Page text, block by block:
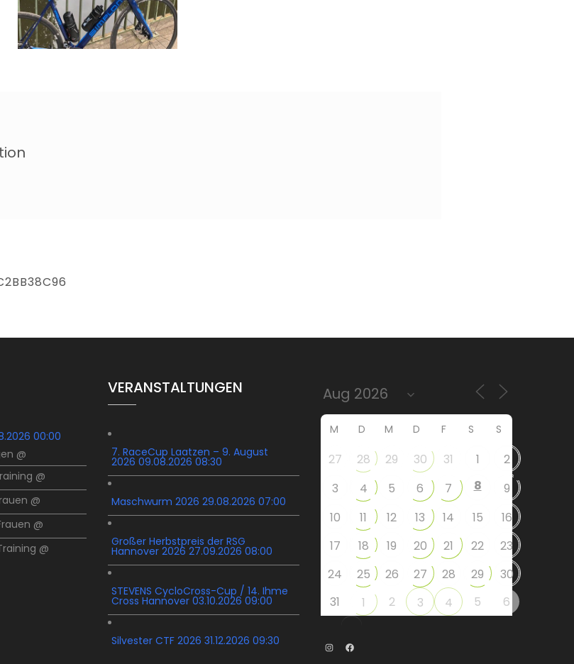
00:00
@
@
@
@
@
VERANSTALTUNGEN
7. RaceCup Laatzen – 9. August
2026 09.08.2026 08:30
Maschwurm 2026 29.08.2026 07:00
Großer Herbstpreis der RSG
Hannover 2026 27.09.2026 08:00
STEVENS CycloCross-Cup / 14. Ihme
Cross Hannover 03.10.2026 09:00
Silvester CTF 2026 31.12.2026 09:30
M D M D F S S
27 28 29 30 31 1
2
3
4 5 6 7 8
9
10
11 12 13 14 15
16
17
18 19 20 21 22
23
24
25 26 27 28 29
30
31
1 2 3 4 5 6